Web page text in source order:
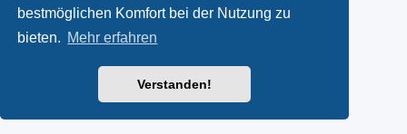
bestmöglichen Komfort bei der Nutzung zu
bieten. Mehr erfahren
Verstanden!